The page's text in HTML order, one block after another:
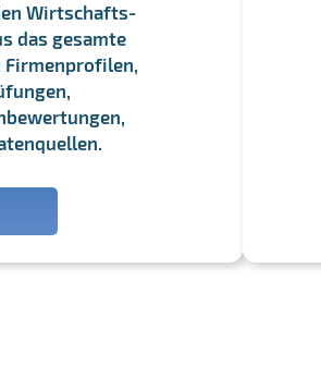
Wirtschafts-
das gesamte